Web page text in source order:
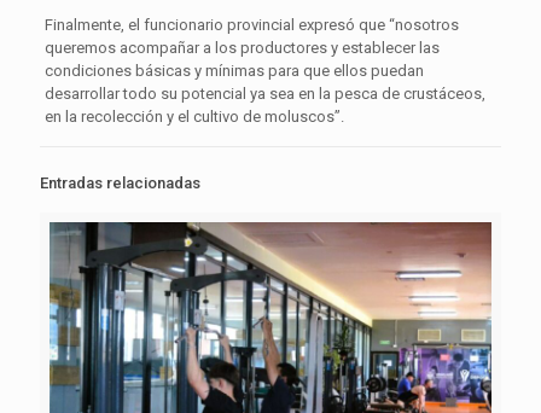
Finalmente, el funcionario provincial expresó que “nosotros
queremos acompañar a los productores y establecer las
condiciones básicas y mínimas para que ellos puedan
desarrollar todo su potencial ya sea en la pesca de crustáceos,
en la recolección y el cultivo de moluscos”.
Entradas relacionadas